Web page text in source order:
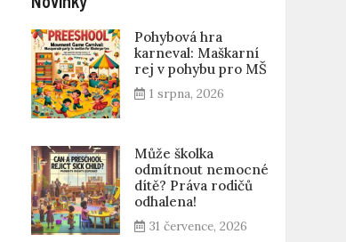
Pohybová hra
karneval: Maškarní
rej v pohybu pro MŠ
1 srpna, 2026
Může školka
odmítnout nemocné
dítě? Práva rodičů
odhalena!
31 července, 2026